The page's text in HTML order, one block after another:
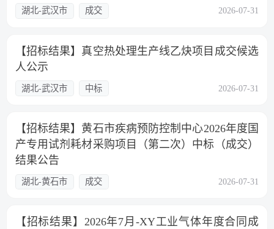
湖北-武汉市 成交 2026-07-31
【招标结果】真空热处理生产线乙炔项目成交候选
人公示
湖北-武汉市 中标 2026-07-31
【招标结果】黄石市疾病预防控制中心2026年度国
产专用试剂耗材采购项目（第二次）中标（成交）
结果公告
湖北-黄石市 成交 2026-07-31
【招标结果】2026年7月-XY工业气体年度合同成